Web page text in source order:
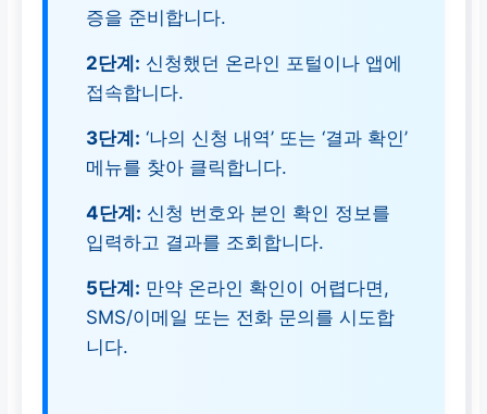
증을 준비합니다.
2단계: 신청했던 온라인 포털이나 앱에
접속합니다.
3단계: ‘나의 신청 내역’ 또는 ‘결과 확인’
메뉴를 찾아 클릭합니다.
4단계: 신청 번호와 본인 확인 정보를
입력하고 결과를 조회합니다.
5단계: 만약 온라인 확인이 어렵다면,
SMS/이메일 또는 전화 문의를 시도합
니다.